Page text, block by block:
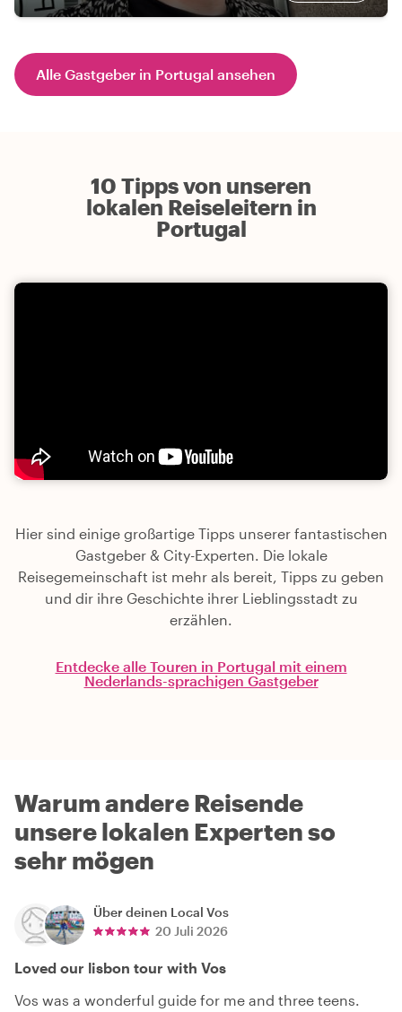
Alle Gastgeber in Portugal ansehen
10 Tipps von unseren
lokalen Reiseleitern in
Portugal
Hier sind einige großartige Tipps unserer fantastischen
Gastgeber & City-Experten. Die lokale
Reisegemeinschaft ist mehr als bereit, Tipps zu geben
und dir ihre Geschichte ihrer Lieblingsstadt zu
erzählen.
Entdecke alle Touren in Portugal mit einem
Nederlands-sprachigen Gastgeber
Warum andere Reisende
unsere lokalen Experten so
sehr mögen
Über deinen Local Vos
20 Juli 2026
Loved our lisbon tour with Vos
Vos was a wonderful guide for me and three teens.